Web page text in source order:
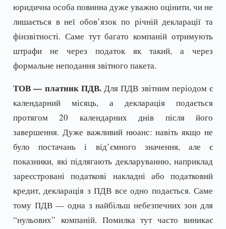
юридична особа повинна дуже уважно оцінити, чи не
лишається в неї обов’язок по річній декларації та
фінзвітності. Саме тут багато компаній отримують
штрафи не через податок як такий, а через
формальне неподання звітного пакета.
ТОВ — платник ПДВ.Для ПДВ звітним періодом є
календарний місяць, а декларація подається
протягом 20 календарних днів після його
завершення. Дуже важливий нюанс: навіть якщо не
було постачань і від’ємного значення, але є
показники, які підлягають декларуванню, наприклад
зареєстровані податкові накладні або податковий
кредит, декларація з ПДВ все одно подається. Саме
тому ПДВ — одна з найбільш небезпечних зон для
“нульових” компаній. Помилка тут часто виникає